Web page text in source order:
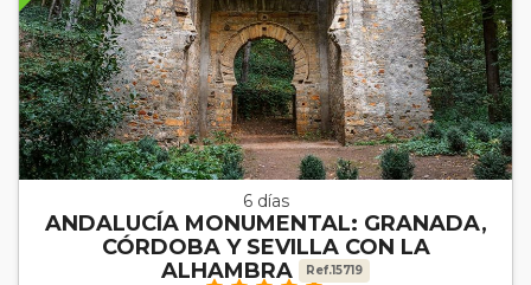
6 días
ANDALUCÍA MONUMENTAL: GRANADA,
CÓRDOBA Y SEVILLA CON LA
ALHAMBRA
Ref.15719